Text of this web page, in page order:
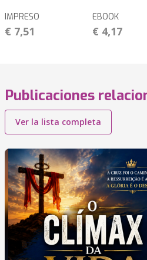
IMPRESO
€ 7,51
EBOOK
€ 4,17
Publicaciones
Ver la lista completa